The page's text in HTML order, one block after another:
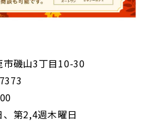
磯山3丁目10-30
第2,4週木曜日